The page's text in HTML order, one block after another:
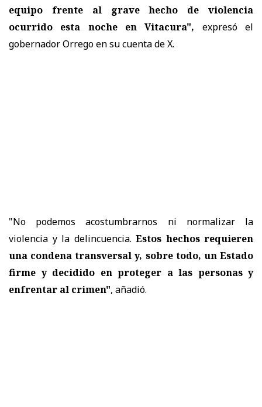
equipo frente al grave hecho de violencia
ocurrido esta noche en Vitacura", expresó el
gobernador Orrego en su cuenta de X.
"No podemos acostumbrarnos ni normalizar la
violencia y la delincuencia. Estos hechos requieren
una condena transversal y, sobre todo, un Estado
firme y decidido en proteger a las personas y
enfrentar al crimen", añadió.